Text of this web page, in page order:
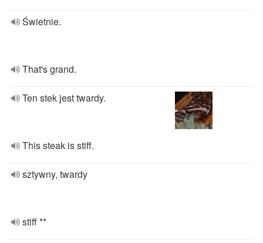
Świetnie.
That's grand.
Ten stek jest twardy.
This steak is stiff.
sztywny, twardy
stiff **